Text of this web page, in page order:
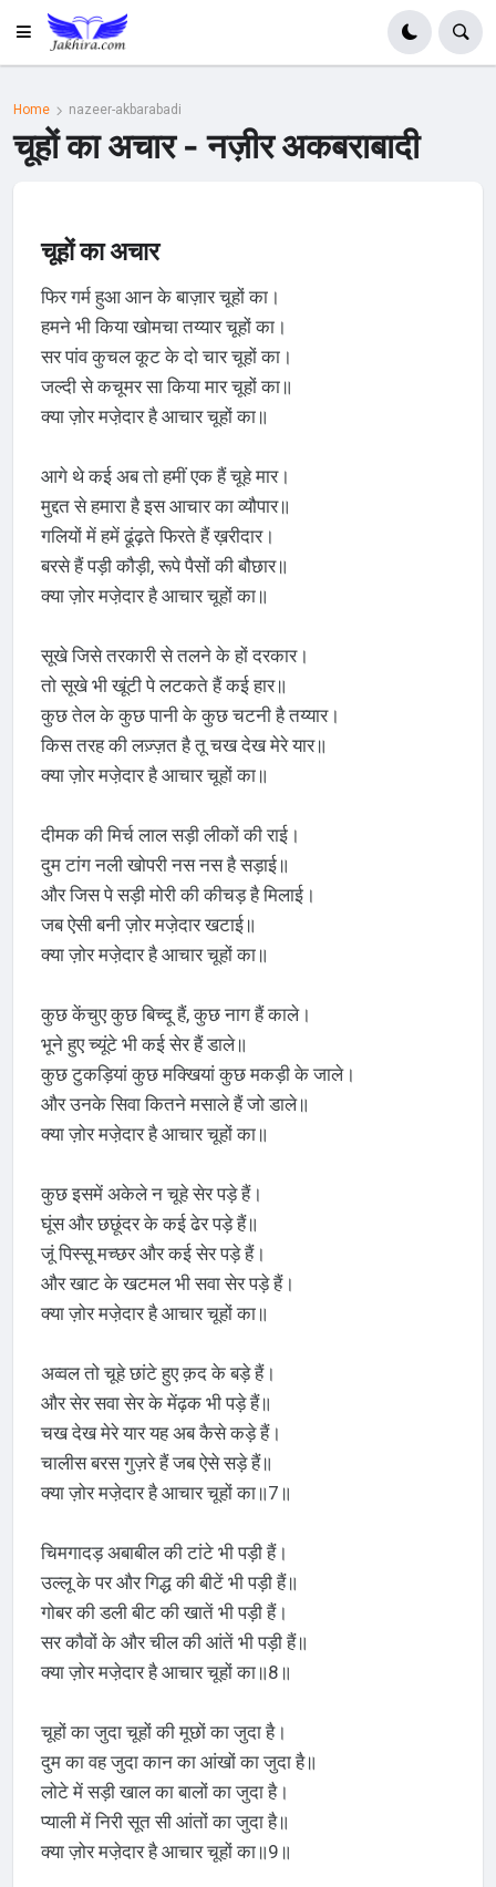
Home nazeer-akbarabadi
चूहों का अचार - नज़ीर अकबराबादी
चूहों का अचार
फिर गर्म हुआ आन के बाज़ार चूहों का।
हमने भी किया खोमचा तय्यार चूहों का।
सर पांव कुचल कूट के दो चार चूहों का।
जल्दी से कचूमर सा किया मार चूहों का॥
क्या ज़ोर मजे़दार है आचार चूहों का॥
आगे थे कई अब तो हमीं एक हैं चूहे मार।
मुद्दत से हमारा है इस आचार का व्यौपार॥
गलियों में हमें ढूंढ़ते फिरते हैं ख़रीदार।
बरसे हैं पड़ी कौड़ी, रूपे पैसों की बौछार॥
क्या ज़ोर मजे़दार है आचार चूहों का॥
सूखे जिसे तरकारी से तलने के हों दरकार।
तो सूखे भी खूंटी पे लटकते हैं कई हार॥
कुछ तेल के कुछ पानी के कुछ चटनी है तय्यार।
किस तरह की लज़्ज़त है तू चख देख मेरे यार॥
क्या ज़ोर मजे़दार है आचार चूहों का॥
दीमक की मिर्च लाल सड़ी लीकों की राई।
दुम टांग नली खोपरी नस नस है सड़ाई॥
और जिस पे सड़ी मोरी की कीचड़ है मिलाई।
जब ऐसी बनी ज़ोर मजे़दार खटाई॥
क्या ज़ोर मजे़दार है आचार चूहों का॥
कुछ केंचुए कुछ बिच्दू हैं, कुछ नाग हैं काले।
भूने हुए च्यूंटे भी कई सेर हैं डाले॥
कुछ टुकड़ियां कुछ मक्खियां कुछ मकड़ी के जाले।
और उनके सिवा कितने मसाले हैं जो डाले॥
क्या ज़ोर मजे़दार है आचार चूहों का॥
कुछ इसमें अकेले न चूहे सेर पड़े हैं।
घूंस और छछूंदर के कई ढेर पड़े हैं॥
जूं पिस्सू मच्छर और कई सेर पड़े हैं।
और खाट के खटमल भी सवा सेर पड़े हैं।
क्या ज़ोर मजे़दार है आचार चूहों का॥
अव्वल तो चूहे छांटे हुए क़द के बड़े हैं।
और सेर सवा सेर के मेंढ़क भी पड़े हैं॥
चख देख मेरे यार यह अब कैसे कड़े हैं।
चालीस बरस गुज़रे हैं जब ऐसे सड़े हैं॥
क्या ज़ोर मजे़दार है आचार चूहों का॥7॥
चिमगादड़ अबाबील की टांटे भी पड़ी हैं।
उल्लू के पर और गिद्ध की बीटें भी पड़ी हैं॥
गोबर की डली बीट की खातें भी पड़ी हैं।
सर कौवों के और चील की आंतें भी पड़ी हैं॥
क्या ज़ोर मजे़दार है आचार चूहों का॥8॥
चूहों का जुदा चूहों की मूछों का जुदा है।
दुम का वह जुदा कान का आंखों का जुदा है॥
लोटे में सड़ी खाल का बालों का जुदा है।
प्याली में निरी सूत सी आंतों का जुदा है॥
क्या ज़ोर मजे़दार है आचार चूहों का॥9॥